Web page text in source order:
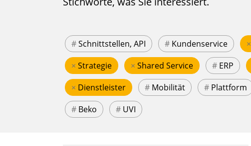
#Schnittstellen, API # Kundenservice ×
× Strategie × Shared Service # ERP
× Dienstleister # Mobilität # Plattform
# Beko # UVI